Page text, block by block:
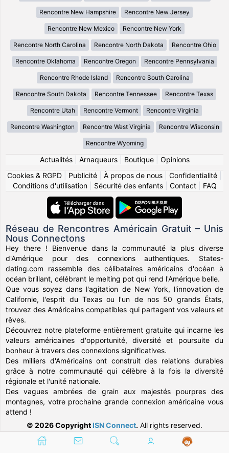
Rencontre New Hampshire Rencontre New Jersey
Rencontre New Mexico Rencontre New York
Rencontre North Carolina Rencontre North Dakota Rencontre Ohio
Rencontre Oklahoma Rencontre Oregon Rencontre Pennsylvania
Rencontre Rhode Island Rencontre South Carolina
Rencontre South Dakota Rencontre Tennessee Rencontre Texas
Rencontre Utah Rencontre Vermont Rencontre Virginia
Rencontre Washington Rencontre West Virginia Rencontre Wisconsin
Rencontre Wyoming
Actualités| Arnaqueurs| Boutique| Opinions
Cookies & RGPD
Publicité À propos de nous Confidentialité
Conditions d'utilisation| Sécurité des enfants| Contact| FAQ
Réseau de Rencontres Américain Gratuit – Unis
Nous Connectons
Hey there ! Bienvenue dans la communauté la plus diverse
d'Amérique pour des connexions authentiques. States-
dating.com rassemble des célibataires américains d'océan à
océan brillant, célébrant le melting pot qui rend l'Amérique belle.
Que vous soyez dans l'agitation de New York, l'innovation de
Californie, l'esprit du Texas ou l'un de nos 50 grands États,
trouvez des Américains compatibles qui partagent vos valeurs et
rêves.
Découvrez notre plateforme entièrement gratuite qui incarne les
valeurs américaines d'opportunité, diversité et poursuite du
bonheur à travers des connexions significatives.
Des milliers d'Américains ont construit des relations durables
grâce à notre communauté qui célèbre à la fois la diversité
régionale et l'unité nationale.
Des vagues ambrées de grain aux majestés pourpres des
montagnes, votre prochaine grande connexion américaine vous
attend !
© 2026 Copyright ISN Connect. All rights reserved.